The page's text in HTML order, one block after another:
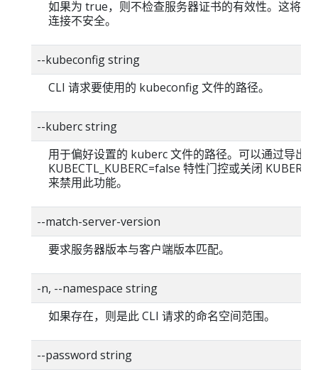
如果为 true，则不检查服务器证书的有效性。这将使
连接不安全。
--kubeconfig string
CLI 请求要使用的 kubeconfig 文件的路径。
--kuberc string
用于偏好设置的 kuberc 文件的路径。可以通过导出
KUBECTL_KUBERC=false 特性门控或关闭
来禁用此功能。
--match-server-version
要求服务器版本与客户端版本匹配。
-n, --namespace string
如果存在，则是此 CLI 请求的命名空间范围。
--password string